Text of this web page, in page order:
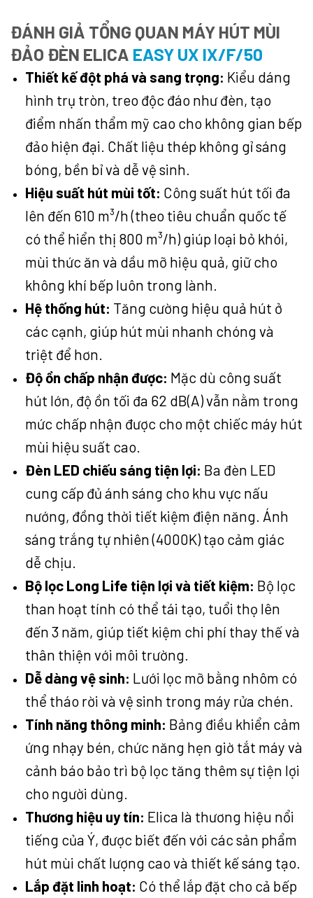
ĐÁNH GIẢ TỔNG QUAN MÁY HÚT MÙI
ĐẢO ĐÈN ELICA EASY UX IX/F/50
Thiết kế đột phá và sang trọng: Kiểu dáng
hình trụ tròn, treo độc đáo như đèn, tạo
điểm nhấn thẩm mỹ cao cho không gian bếp
đảo hiện đại. Chất liệu thép không gỉ sáng
bóng, bền bỉ và dễ vệ sinh.
Hiệu suất hút mùi tốt: Công suất hút tối đa
lên đến 610 m³/h (theo tiêu chuẩn quốc tế
có thể hiển thị 800 m³/h) giúp loại bỏ khói,
mùi thức ăn và dầu mỡ hiệu quả, giữ cho
không khí bếp luôn trong lành.
Hệ thống hút: Tăng cường hiệu quả hút ở
các cạnh, giúp hút mùi nhanh chóng và
triệt để hơn.
Độ ồn chấp nhận được: Mặc dù công suất
hút lớn, độ ồn tối đa 62 dB(A) vẫn nằm trong
mức chấp nhận được cho một chiếc máy hút
mùi hiệu suất cao.
Đèn LED chiếu sáng tiện lợi: Ba đèn LED
cung cấp đủ ánh sáng cho khu vực nấu
nướng, đồng thời tiết kiệm điện năng. Ánh
sáng trắng tự nhiên (4000K) tạo cảm giác
dễ chịu.
Bộ lọc Long Life tiện lợi và tiết kiệm: Bộ lọc
than hoạt tính có thể tái tạo, tuổi thọ lên
đến 3 năm, giúp tiết kiệm chi phí thay thế và
thân thiện với môi trường.
Dễ dàng vệ sinh: Lưới lọc mỡ bằng nhôm có
thể tháo rời và vệ sinh trong máy rửa chén.
Tính năng thông minh: Bảng điều khiển cảm
ứng nhạy bén, chức năng hẹn giờ tắt máy và
cảnh báo bảo trì bộ lọc tăng thêm sự tiện lợi
cho người dùng.
Thương hiệu uy tín: Elica là thương hiệu nổi
tiếng của Ý, được biết đến với các sản phẩm
hút mùi chất lượng cao và thiết kế sáng tạo.
Lắp đặt linh hoạt: Có thể lắp đặt cho cả bếp